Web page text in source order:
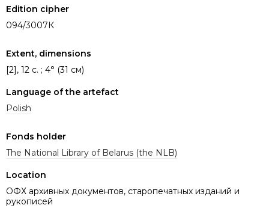
Edition cipher
094/3007К
Extent, dimensions
[2], 12 c. ; 4° (31 см)
Language of the artefact
Polish
Fonds holder
The National Library of Belarus (the NLB)
Location
ОФХ архивных документов, старопечатных изданий и
рукописей